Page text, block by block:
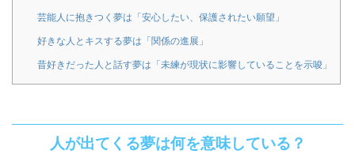
芸能人に抱きつく夢は「安心したい、保護されたい願望」
好きな人とキスする夢は「関係の進展」
昔好きだった人と話す夢は「未練が現状に影響していることを示唆」
人が出てくる夢は何を意味している？